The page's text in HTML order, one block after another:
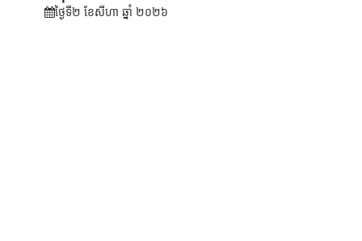
ថ្ងៃទី២ ខែ​សីហា ឆ្នាំ ២០២៦